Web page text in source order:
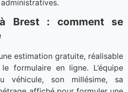
Brest : comment se
estimation gratuite, réalisable
formulaire en ligne. L’équipe
véhicule, son millésime, sa